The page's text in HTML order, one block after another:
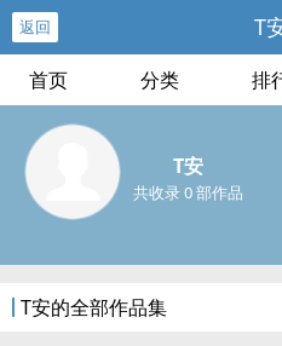
返回 T
首页 分类 排
T安
共收录 0 部作品
T安的全部作品集